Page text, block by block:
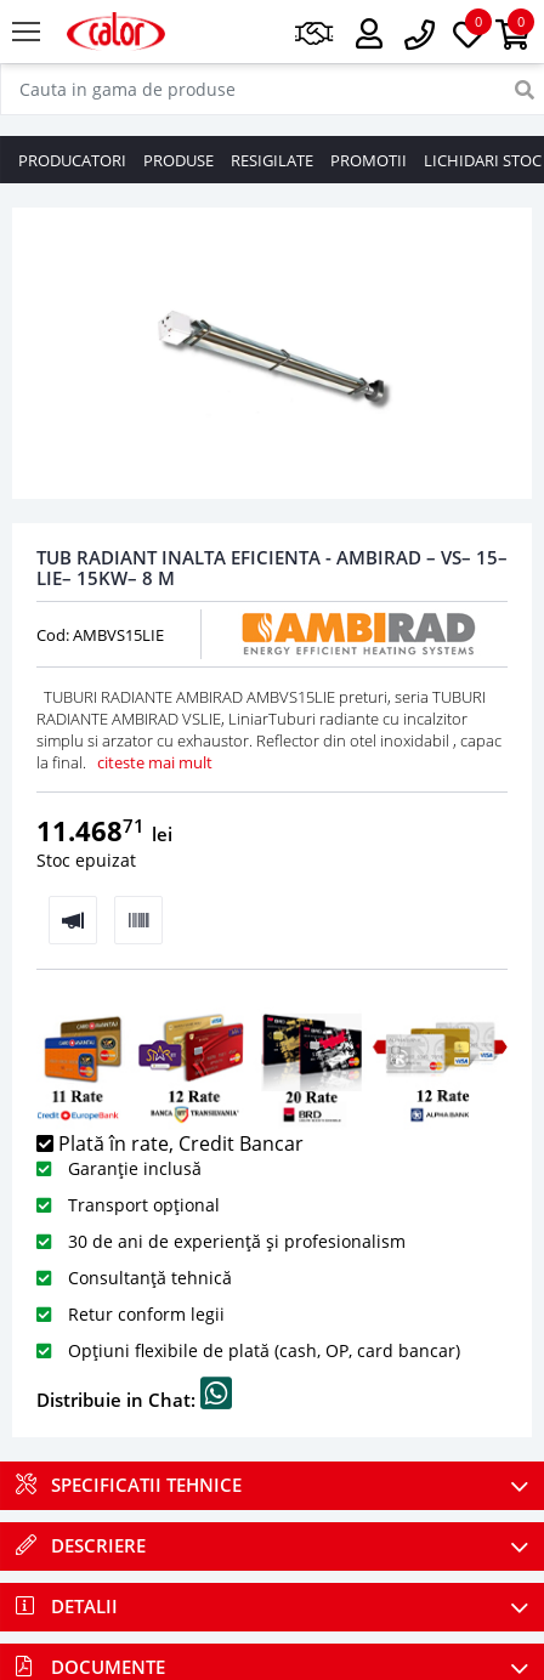
0
0
PRODUCATORI PRODUSE RESIGILATE PROMOTII LICHIDARI STOC
TUB RADIANT INALTA EFICIENTA - AMBIRAD – VS– 15–
LIE– 15KW– 8 M
Cod: AMBVS15LIE
TUBURI RADIANTE AMBIRAD AMBVS15LIE preturi, seria TUBURI
RADIANTE AMBIRAD VSLIE, LiniarTuburi radiante cu incalzitor
simplu si arzator cu exhaustor. Reflector din otel inoxidabil , capac
la final. citeste mai mult
11.46871 lei
Stoc epuizat
Plată în rate, Credit Bancar
Garanție inclusă
Transport opțional
30 de ani de experiență și profesionalism
Consultanță tehnică
Retur conform legii
Opțiuni flexibile de plată (cash, OP, card bancar)
Distribuie in Chat:
SPECIFICATII TEHNICE
DESCRIERE
DETALII
DOCUMENTE